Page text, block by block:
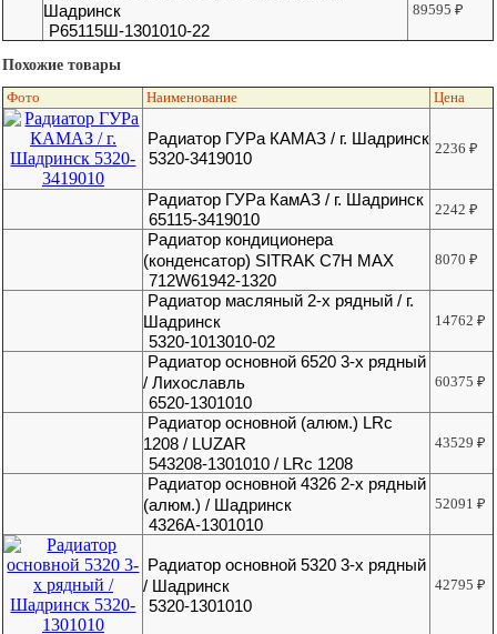
Шадринск
Р65115Ш-1301010-22
89595₽
Похожие товары
Фото Наименование Цена
Радиатор ГУРа КАМАЗ / г. Шадринск
5320-3419010
2236₽
Радиатор ГУРа КамАЗ / г. Шадринск
65115-3419010
2242₽
Радиатор кондиционера
(конденсатор) SITRAK C7H MAX
712W61942-1320
8070₽
Радиатор масляный 2-х рядный / г.
Шадринск
5320-1013010-02
14762₽
Радиатор основной 6520 3-х рядный
/ Лихославль
6520-1301010
60375₽
Радиатор основной (алюм.) LRc
1208 / LUZAR
543208-1301010 / LRc 1208
43529₽
Радиатор основной 4326 2-х рядный
(алюм.) / Шадринск
4326А-1301010
52091₽
Радиатор основной 5320 3-х рядный
/ Шадринск
5320-1301010
42795₽